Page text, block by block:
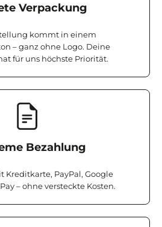
Verpackung
kommt in einem
– ganz ohne Logo. Deine
für uns höchste Priorität.
Bezahlung
Kreditkarte, PayPal, Google
– ohne versteckte Kosten.